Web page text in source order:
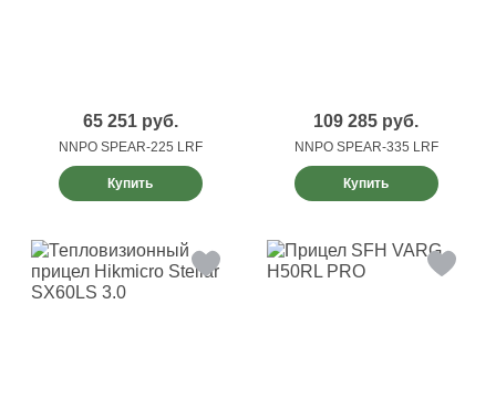
65 251 руб.
NNPO SPEAR-225 LRF
Купить
109 285 руб.
NNPO SPEAR-335 LRF
Купить